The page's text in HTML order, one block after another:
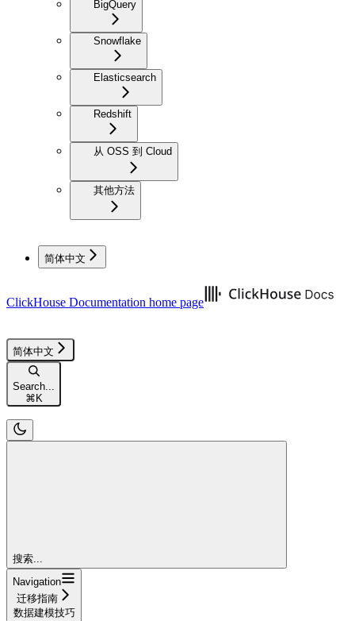
BigQuery
Snowflake
Elasticsearch
Redshift
从 OSS 到 Cloud
其他方法
简体中文
ClickHouse Documentation home page
简体中文
Search...
⌘ K
搜索...
Navigation
迁移指南
数据建模技巧